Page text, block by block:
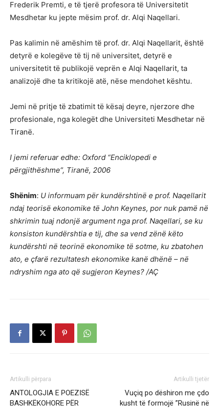
Frederik Premti, e të tjerë profesora të Universitetit
Mesdhetar ku jepte mësim prof. dr. Alqi Naqellari.
Pas kalimin në amëshim të prof. dr. Alqi Naqellarit, është
detyrë e kolegëve të tij në universitet, detyrë e
universitetit të publikojë veprën e Alqi Naqellarit, ta
analizojë dhe ta kritikojë atë, nëse mendohet kështu.
Jemi në pritje të zbatimit të kësaj deyre, njerzore dhe
profesionale, nga kolegët dhe Universiteti Mesdhetar në
Tiranë.
I jemi referuar edhe: Oxford “Enciklopedi e
përgjithëshme”, Tiranë, 2006
Shënim: U informuam për kundërshtinë e prof. Naqellarit
ndaj teorisë ekonomike të John Keynes, por nuk pamë në
shkrimin tuaj ndonjë argument nga prof. Naqellari, se ku
konsiston kundërshtia e tij, dhe sa vend zënë këto
kundërshti në teorinë ekonomike të sotme, ku zbatohen
ato, e çfarë rezultatesh ekonomike kanë dhënë – në
ndryshim nga ato që sugjeron Keynes? /AÇ
Artikulli përpara
ANTOLOGJIA E POEZISË
BASHKËKOHORE PËR
Artikulli tjetër
Vuçiq po dëshiron me çdo
kusht të formojë ”Rusinë në